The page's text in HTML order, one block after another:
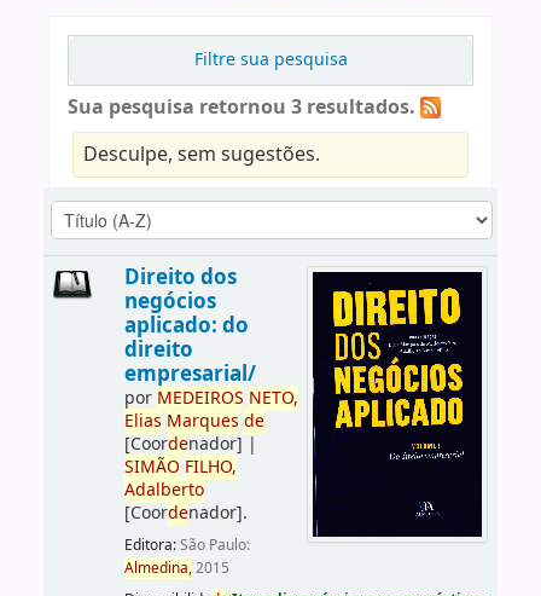
Filtre sua pesquisa
Sua pesquisa retornou 3 resultados.
Desculpe, sem sugestões.
Direito dos
negócios
aplicado: do
direito
empresarial/
por MEDEIROS NETO,
Elias Marques de
[Coordenador] |
SIMÃO FILHO,
Adalberto
[Coordenador].
Editora:São Paulo:
Almedina,2015